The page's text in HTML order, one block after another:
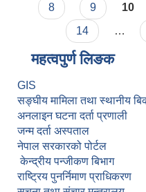
8
9 10
14
…
महत्वपुर्ण लि‌‌ङक
GIS
सङ्घीय मामिला तथा स्थानीय
अनलाइन घटना दर्ता प्रणाली
जन्म दर्ता अस्पताल
नेपाल सरकारको पोर्टल
केन्द्रीय पन्जीकण बिभाग
राष्ट्रिय पुनर्निमाण प्राधिकरण